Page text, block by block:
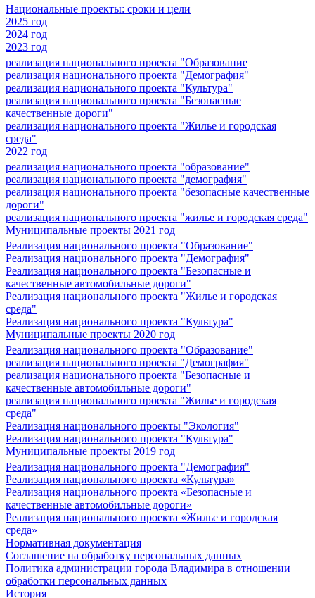
Национальные проекты: сроки и цели
2025 год
2024 год
2023 год
реализация национального проекта "Образование
реализация национального проекта "Демография"
реализация национального проекта "Культура"
реализация национального проекта "Безопасные
качественные дороги"
реализация национального проекта "Жилье и городская
среда"
2022 год
реализация национального проекта "образование"
реализация национального проекта "демография"
реализация национального проекта "безопасные качественные
дороги"
реализация национального проекта "жилье и городская среда"
Муниципальные проекты 2021 год
Реализация национального проекта "Образование"
Реализация национального проекта "Демография"
Реализация национального проекта "Безопасные и
качественные автомобильные дороги"
Реализация национального проекта "Жилье и городская
среда"
Реализация национального проекта "Культура"
Муниципальные проекты 2020 год
Реализация национального проекта "Образование"
реализация национального проекта "Демография"
реализация национального проекта "Безопасные и
качественные автомобильные дороги"
реализация национального проекта "Жилье и городская
среда"
Реализация национального проекты "Экология"
Реализация национального проекта "Культура"
Муниципальные проекты 2019 год
Реализация национального проекта "Демография"
Реализация национального проекта «Культура»
Реализация национального проекта «Безопасные и
качественные автомобильные дороги»
Реализация национального проекта «Жилье и городская
среда»
Нормативная документация
Соглашение на обработку персональных данных
Политика администрации города Владимира в отношении
обработки персональных данных
История